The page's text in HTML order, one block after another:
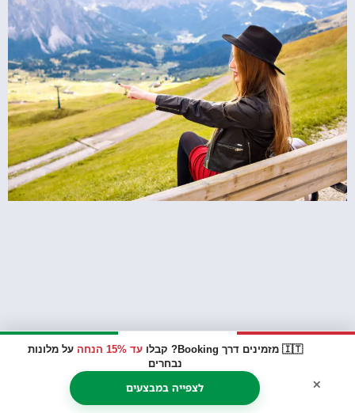
🇮🇹 מזמינים דרך Booking? קבלו עד 15% הנחה
על מלונות
נבחרים
לצפייה במבצעים ×
15 אטרקציות ואתרי תיירות חובה באזור